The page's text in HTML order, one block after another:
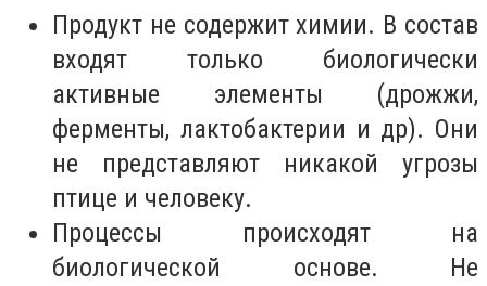
Продукт не содержит химии. В состав
входят только биологически
активные элементы (дрожжи,
ферменты, лактобактерии и др). Они
не представляют никакой угрозы
птице и человеку.
Процессы происходят на
биологической основе. Не